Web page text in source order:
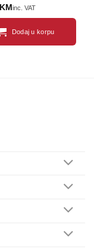
KM inc. VAT
Dodaj u korpu